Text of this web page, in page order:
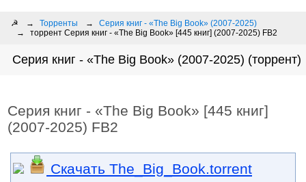
☭ Торренты
Серия книг - «The Big Book» (2007-2025)
торрент Серия книг - «The Big Book» [445 книг] (2007-2025) FB2
Серия книг - «The Big Book» (2007-2025) (торрент)
Серия книг - «The Big Book» [445 книг]
(2007-2025) FB2
Скачать The_Big_Book.torrent